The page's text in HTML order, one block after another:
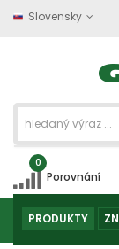
Slovensky
0
Porovnání
PRODUKTY